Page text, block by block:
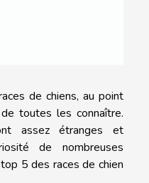
de chiens, au point
toutes les connaître.
assez étranges et
de nombreuses
5 des races de chien